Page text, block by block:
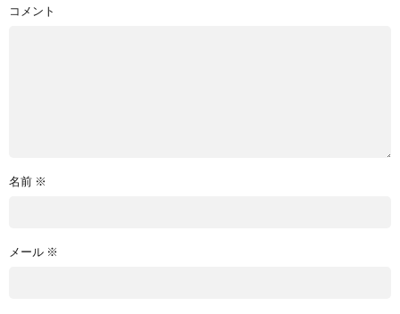
コメント
名前 ※
メール ※